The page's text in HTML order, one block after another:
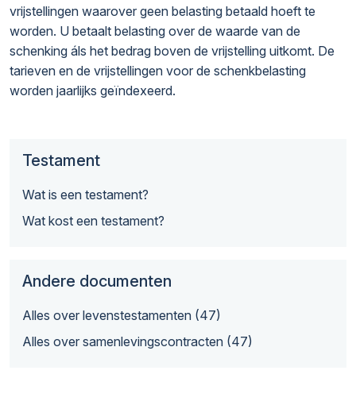
vrijstellingen waarover geen belasting betaald hoeft te
worden. U betaalt belasting over de waarde van de
schenking áls het bedrag boven de vrijstelling uitkomt. De
tarieven en de vrijstellingen voor de schenkbelasting
worden jaarlijks geïndexeerd.
Testament
Wat is een testament?
Wat kost een testament?
Andere documenten
Alles over levenstestamenten (47)
Alles over samenlevingscontracten (47)